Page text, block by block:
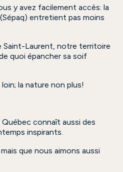
y avez facilement accès: la
entretient pas moins
Saint-Laurent, notre territoire
quoi épancher sa soif
la nature non plus!
Québec connaît aussi des
inspirants.
que nous aimons aussi